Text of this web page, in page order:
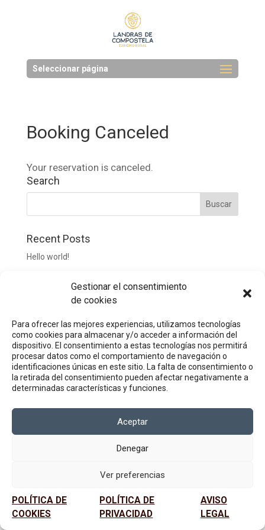
Gestionar el consentimiento
de cookies
Para ofrecer las mejores experiencias, utilizamos tecnologías
como cookies para almacenar y/o acceder a información del
dispositivo. El consentimiento a estas tecnologías nos permitirá
procesar datos como el comportamiento de navegación o
identificaciones únicas en este sitio. La falta de consentimiento o
la retirada del consentimiento pueden afectar negativamente a
determinadas características y funciones.
Aceptar
Denegar
Ver preferencias
POLÍTICA DE
COOKIES
POLÍTICA DE
PRIVACIDAD
AVISO
LEGAL
Seleccionar página
Booking Canceled
Your reservation is canceled.
Search
Recent Posts
Hello world!
Recent Comments
A WordPress Commenter